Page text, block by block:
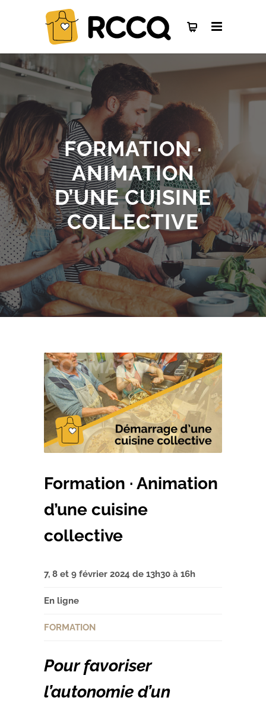
FORMATION ·
ANIMATION
D’UNE CUISINE
COLLECTIVE
Formation · Animation
d’une cuisine
collective
7, 8 et 9 février 2024 de 13h30 à 16h
En ligne
FORMATION
Pour favoriser
l’autonomie d’un